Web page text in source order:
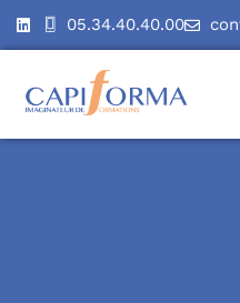
Aller
au
05.34.40.40.00